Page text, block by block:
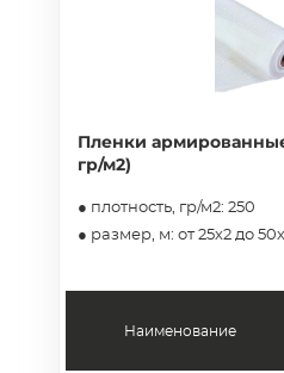
Пленки
гр/м2)
● плотность, гр/м2: 250
● размер, м: от 25х2 до
Наименование